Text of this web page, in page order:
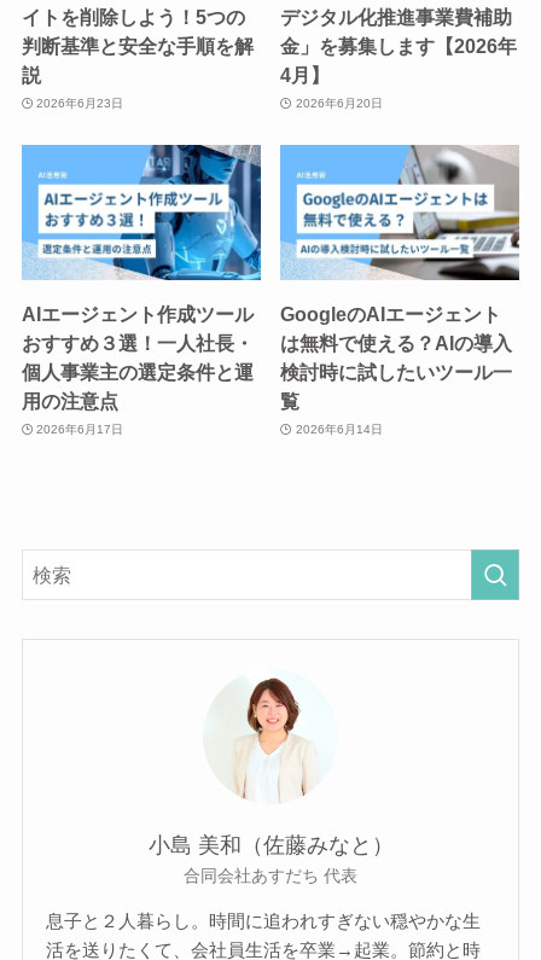
イトを削除しよう！5つの
判断基準と安全な手順を解
説
2026年6月23日
デジタル化推進事業費補助
金」を募集します【2026年
4月】
2026年6月20日
AIエージェント作成ツール
おすすめ３選！一人社長・
個人事業主の選定条件と運
用の注意点
2026年6月17日
GoogleのAIエージェント
は無料で使える？AIの導入
検討時に試したいツール一
覧
2026年6月14日
小島 美和（佐藤みなと）
合同会社あすだち 代表
息子と２人暮らし。時間に追われすぎない穏やかな生
活を送りたくて、会社員生活を卒業→起業。節約と時